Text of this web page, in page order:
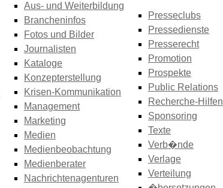
Aus- und Weiterbildung
Brancheninfos
Fotos und Bilder
Journalisten
Kataloge
Konzepterstellung
Krisen-Kommunikation
Management
Marketing
Medien
Medienbeobachtung
Medienberater
Nachrichtenagenturen
Presseclubs
Pressedienste
Presserecht
Promotion
Prospekte
Public Relations
Recherche-Hilfen
Sponsoring
Texte
Verb�nde
Verlage
Verteilung